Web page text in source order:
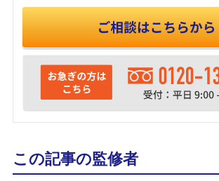
この記事の監修者